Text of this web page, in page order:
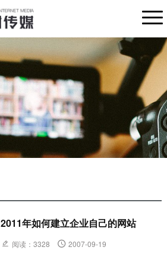
2011年如何建立企业自己的网站
阅读：3328 2007-09-19